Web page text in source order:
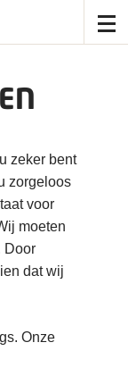
zeker bent
zorgeloos
voor
moeten
Door
dat wij
Onze